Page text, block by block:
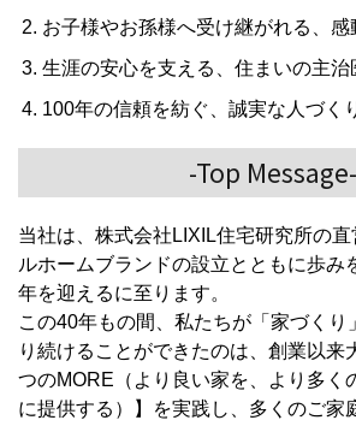
お子様やお孫様へ受け継がれる、感
生涯の安心を支える、住まいの主治
100年の信頼を紡ぐ、誠実な人づく
-Top Message-
当社は、株式会社LIXIL住宅研究所の
ルホームブランドの設立とともに歩み
年を迎えるに至ります。
この40年もの間、私たちが「家づくり
り続けることができたのは、創業以来
つのMORE（より良い家を、より多く
に提供する）】を実践し、多くのご家